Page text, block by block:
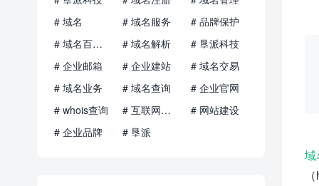
域
# 域名
# 域名服务
# 品牌保护
# 域名百科知识
# 域名解析
# 垦派科技
# 企业邮箱
# 企业建站
# 域名交易
# 域名业务
# 域名查询
# 企业官网
# whois查询
# 互联网品牌
# 网站建设
# 企业品牌
# 垦派